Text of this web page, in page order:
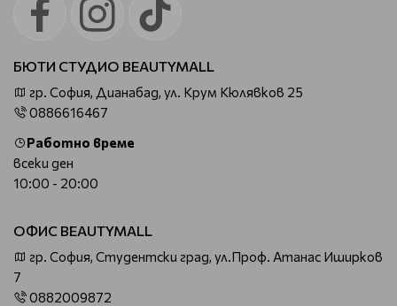
БЮТИ СТУДИО BEAUTYMALL
гр. София, Дианабад, ул. Крум Кюлявков 25
0886616467
Работно време
всеки ден
10:00 - 20:00
ОФИС BEAUTYMALL
гр. София, Студентски град, ул.Проф. Атанас Иширков
7
0882009872